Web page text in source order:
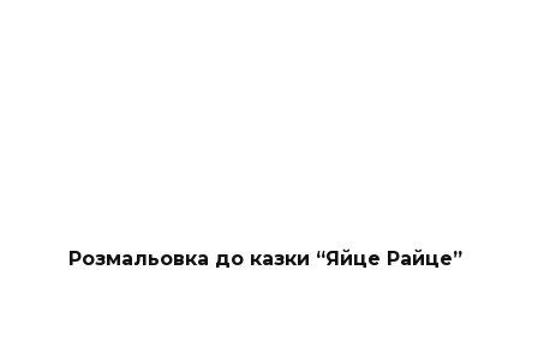
Розмальовка до казки “Яйце Райце”